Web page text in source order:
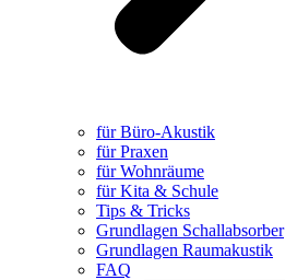
für Büro-Akustik
für Praxen
für Wohnräume
für Kita & Schule
Tips & Tricks
Grundlagen Schallabsorber
Grundlagen Raumakustik
FAQ